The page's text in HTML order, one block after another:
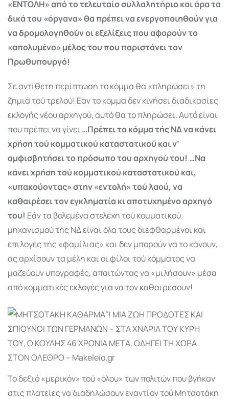
«ΕΝΤΟΛΗ» από το τελευταίο συλλα­λητήριο και άρα τα
δικά του «όργανα» θα πρέπει να ενεργοποιηθούν για
να δρομολογηθούν οι εξελίξεις που αφορούν το
«απολυμένο» μέλος του που παριστάνει τον
Πρωθυπουργό!
Σε αντίθετη περίπτωση το κόμμα θα «πληρώσει» τη
ζημιά τού τρελού! Εάν το κόμμα δεν κινήσει διαδικασίες
εκλογής νέου αρχηγού, αυτό θα το πληρώσει. Αυτό είναι
που πρέπει να γίνει …Πρέπει το κόμμα τής ΝΔ να κάνει
χρήση τού κομματικού καταστατικού και ν’
αμφισβητήσει το πρόσωπο του αρχηγού του! …Να
κάνει χρήση τού κομματικού καταστατικού και,
«υπακούοντας» στην «εντολή» τού λαού, να
καθαιρέσει τον εγκληματία κι αποτυχημένο αρχηγό
του! Εάν τα βολεμένα στελέχη τού κομματικού
μηχανισμού τής ΝΔ είναι όλα τους διεφθαρμένοι και
επιλογές τής «φαμίλιας» και δεν μπορούν να το κάνουν,
ας αρχίσουν τα μέλη και οι φίλοι τού κόμματος να
μαζεύουν υπογραφές, απαιτώντας να «μιλήσουν» μέσα
από κομματικές εκλογές για να τον καθαιρέσουν!
Το δεξιό «μερικόν» τού «όλου» των πολιτών που βγήκαν
στις πλατείες να διαδηλώσουν εναντίον τού Μητσοτάκη